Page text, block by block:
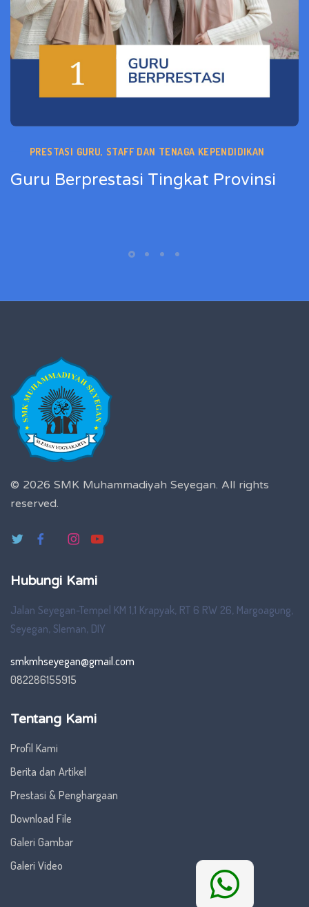
PRESTASI GURU, STAFF DAN TENAGA KEPENDIDIKAN
Guru Berprestasi Tingkat Provinsi
© 2026 SMK Muhammadiyah Seyegan. All rights
reserved.
Hubungi Kami
Jalan Seyegan-Tempel KM 1,1 Krapyak, RT 6 RW 26, Margoagung,
Seyegan, Sleman, DIY
smkmhseyegan@gmail.com
082286155915
Tentang Kami
Profil Kami
Berita dan Artikel
Prestasi & Penghargaan
Download File
Galeri Gambar
Galeri Video